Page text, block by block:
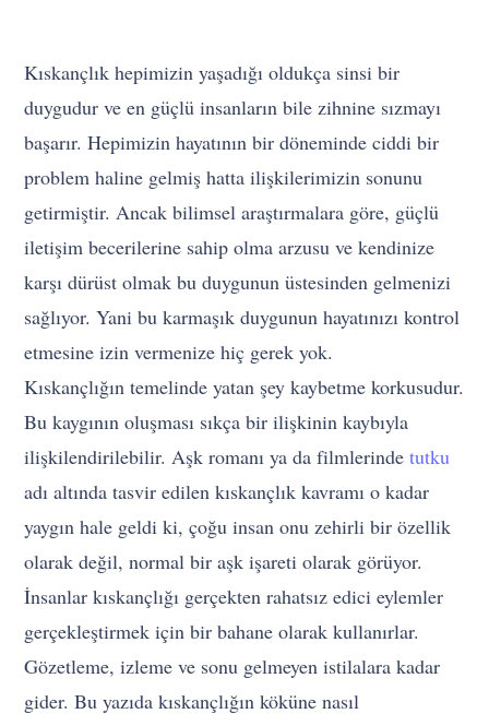
Kıskançlık hepimizin yaşadığı oldukça sinsi bir
duygudur ve en güçlü insanların bile zihnine sızmayı
başarır. Hepimizin hayatının bir döneminde ciddi bir
problem haline gelmiş hatta ilişkilerimizin sonunu
getirmiştir. Ancak bilimsel araştırmalara göre, güçlü
iletişim becerilerine sahip olma arzusu ve kendinize
karşı dürüst olmak bu duygunun üstesinden gelmenizi
sağlıyor. Yani bu karmaşık duygunun hayatınızı kontrol
etmesine izin vermenize hiç gerek yok.
Kıskançlığın temelinde yatan şey kaybetme korkusudur.
Bu kaygının oluşması sıkça bir ilişkinin kaybıyla
ilişkilendirilebilir. Aşk romanı ya da filmlerindetutku
adı altında tasvir edilen kıskançlık kavramı o kadar
yaygın hale geldi ki, çoğu insan onu zehirli bir özellik
olarak değil, normal bir aşk işareti olarak görüyor.
İnsanlar kıskançlığı gerçekten rahatsız edici eylemler
gerçekleştirmek için bir bahane olarak kullanırlar.
Gözetleme, izleme ve sonu gelmeyen istilalara kadar
gider. Bu yazıda kıskançlığın köküne nasıl